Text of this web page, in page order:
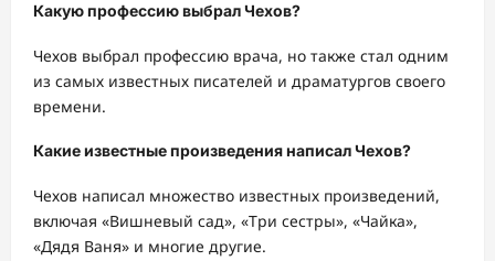
Какую профессию выбрал Чехов?
Чехов выбрал профессию врача, но также стал одним
из самых известных писателей и драматургов своего
времени.
Какие известные произведения написал Чехов?
Чехов написал множество известных произведений,
включая «Вишневый сад», «Три сестры», «Чайка»,
«Дядя Ваня» и многие другие.